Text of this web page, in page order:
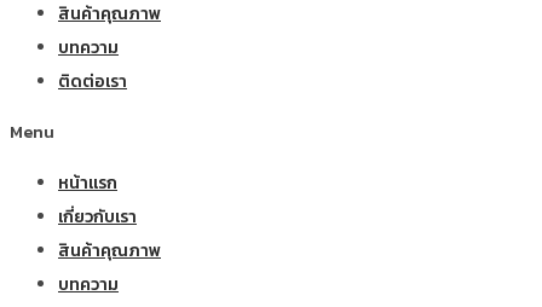
สินค้าคุณภาพ
บทความ
ติดต่อเรา
Menu
หน้าแรก
เกี่ยวกับเรา
สินค้าคุณภาพ
บทความ